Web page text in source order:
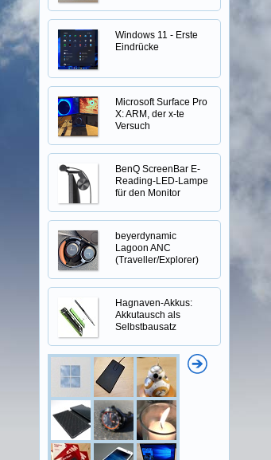
Windows 11 - Erste
Eindrücke
Microsoft Surface Pro
X: ARM, der x-te
Versuch
BenQ ScreenBar E-
Reading-LED-Lampe
für den Monitor
beyerdynamic
Lagoon ANC
(Traveller/Explorer)
Hagnaven-Akkus:
Akkutausch als
Selbstbausatz